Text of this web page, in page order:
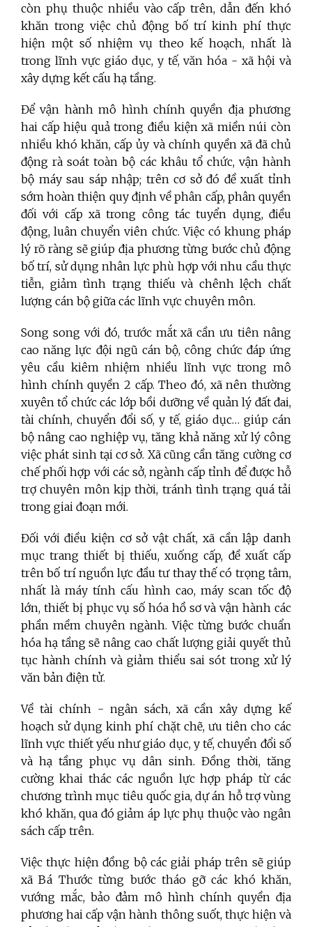
còn phụ thuộc nhiều vào cấp trên, dẫn đến khó
khăn trong việc chủ động bố trí kinh phí thực
hiện một số nhiệm vụ theo kế hoạch, nhất là
trong lĩnh vực giáo dục, y tế, văn hóa - xã hội và
xây dựng kết cấu hạ tầng.
Để vận hành mô hình chính quyền địa phương
hai cấp hiệu quả trong điều kiện xã miền núi còn
nhiều khó khăn, cấp ủy và chính quyền xã đã chủ
động rà soát toàn bộ các khâu tổ chức, vận hành
bộ máy sau sáp nhập; trên cơ sở đó đề xuất tỉnh
sớm hoàn thiện quy định về phân cấp, phân quyền
đối với cấp xã trong công tác tuyển dụng, điều
động, luân chuyển viên chức. Việc có khung pháp
lý rõ ràng sẽ giúp địa phương từng bước chủ động
bố trí, sử dụng nhân lực phù hợp với nhu cầu thực
tiễn, giảm tình trạng thiếu và chênh lệch chất
lượng cán bộ giữa các lĩnh vực chuyên môn.
Song song với đó, trước mắt xã cần ưu tiên nâng
cao năng lực đội ngũ cán bộ, công chức đáp ứng
yêu cầu kiêm nhiệm nhiều lĩnh vực trong mô
hình chính quyền 2 cấp. Theo đó, xã nên thường
xuyên tổ chức các lớp bồi dưỡng về quản lý đất đai,
tài chính, chuyển đổi số, y tế, giáo dục… giúp cán
bộ nâng cao nghiệp vụ, tăng khả năng xử lý công
việc phát sinh tại cơ sở. Xã cũng cần tăng cường cơ
chế phối hợp với các sở, ngành cấp tỉnh để được hỗ
trợ chuyên môn kịp thời, tránh tình trạng quá tải
trong giai đoạn mới.
Đối với điều kiện cơ sở vật chất, xã cần lập danh
mục trang thiết bị thiếu, xuống cấp, đề xuất cấp
trên bố trí nguồn lực đầu tư thay thế có trọng tâm,
nhất là máy tính cấu hình cao, máy scan tốc độ
lớn, thiết bị phục vụ số hóa hồ sơ và vận hành các
phần mềm chuyên ngành. Việc từng bước chuẩn
hóa hạ tầng sẽ nâng cao chất lượng giải quyết thủ
tục hành chính và giảm thiểu sai sót trong xử lý
văn bản điện tử.
Về tài chính - ngân sách, xã cần xây dựng kế
hoạch sử dụng kinh phí chặt chẽ, ưu tiên cho các
lĩnh vực thiết yếu như giáo dục, y tế, chuyển đổi số
và hạ tầng phục vụ dân sinh. Đồng thời, tăng
cường khai thác các nguồn lực hợp pháp từ các
chương trình mục tiêu quốc gia, dự án hỗ trợ vùng
khó khăn, qua đó giảm áp lực phụ thuộc vào ngân
sách cấp trên.
Việc thực hiện đồng bộ các giải pháp trên sẽ giúp
xã Bá Thước từng bước tháo gỡ các khó khăn,
vướng mắc, bảo đảm mô hình chính quyền địa
phương hai cấp vận hành thông suốt, thực hiện và